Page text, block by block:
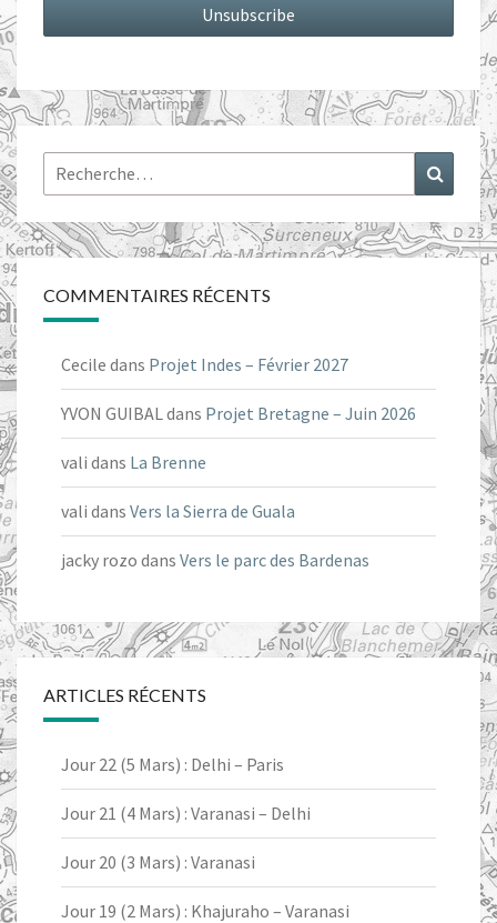
Rechercher :
COMMENTAIRES RÉCENTS
Cecile dans Projet Indes – Février 2027
YVON GUIBAL dans Projet Bretagne – Juin 2026
vali dans La Brenne
vali dans Vers la Sierra de Guala
jacky rozo dans Vers le parc des Bardenas
ARTICLES RÉCENTS
Jour 22 (5 Mars) : Delhi – Paris
Jour 21 (4 Mars) : Varanasi – Delhi
Jour 20 (3 Mars) : Varanasi
Jour 19 (2 Mars) : Khajuraho – Varanasi